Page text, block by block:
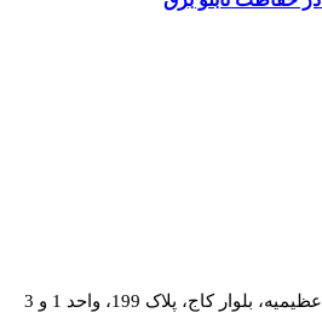
بلوار کاج، پلاک 199، واحد 1 و 3